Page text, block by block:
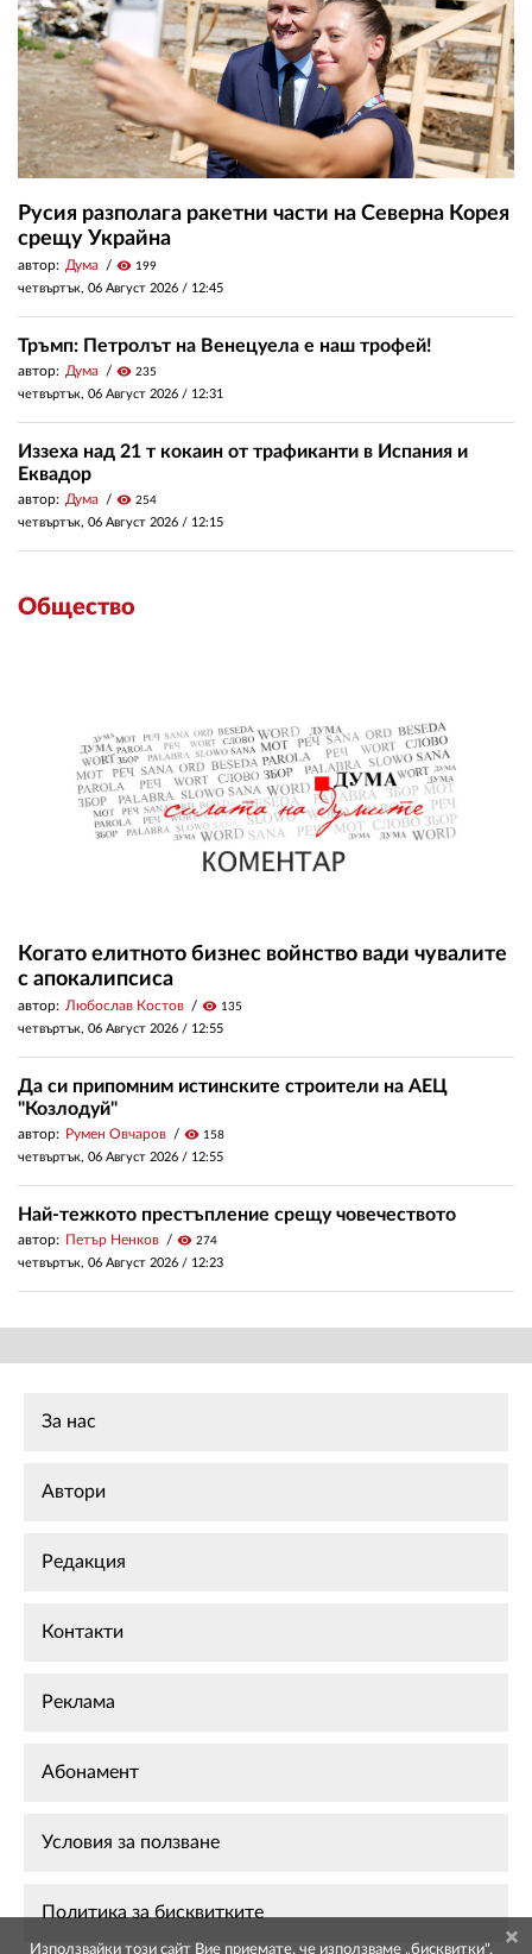
Русия разполага ракетни части на Северна Корея
срещу Украйна
автор: Дума visibility 199
четвъртък, 06 Август 2026 / 12:45
Тръмп: Петролът на Венецуела е наш трофей!
автор: Дума visibility 235
четвъртък, 06 Август 2026 / 12:31
Иззеха над 21 т кокаин от трафиканти в Испания и
Еквадор
автор: Дума visibility 254
четвъртък, 06 Август 2026 / 12:15
Общество
Когато елитното бизнес войнство вади чувалите
с апокалипсиса
автор: Любослав Костов visibility 135
четвъртък, 06 Август 2026 / 12:55
Да си припомним истинските строители на АЕЦ
"Козлодуй"
автор: Румен Овчаров visibility 158
четвъртък, 06 Август 2026 / 12:55
Най-тежкото престъпление срещу човечеството
автор: Петър Ненков visibility 274
четвъртък, 06 Август 2026 / 12:23
За нас
Автори
Редакция
Контакти
Реклама
Абонамент
Условия за ползване
Политика за бисквитките
Използвайки този сайт Вие приемате, че използваме „бисквитки",